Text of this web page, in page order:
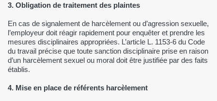
3. Obligation de traitement des plaintes
En cas de signalement de harcèlement ou d’agression sexuelle,
l’employeur doit réagir rapidement pour enquêter et prendre les
mesures disciplinaires appropriées. L’article L. 1153-6 du Code
du travail précise que toute sanction disciplinaire prise en raison
d’un harcèlement sexuel ou moral doit être justifiée par des faits
établis.
4. Mise en place de référents harcèlement